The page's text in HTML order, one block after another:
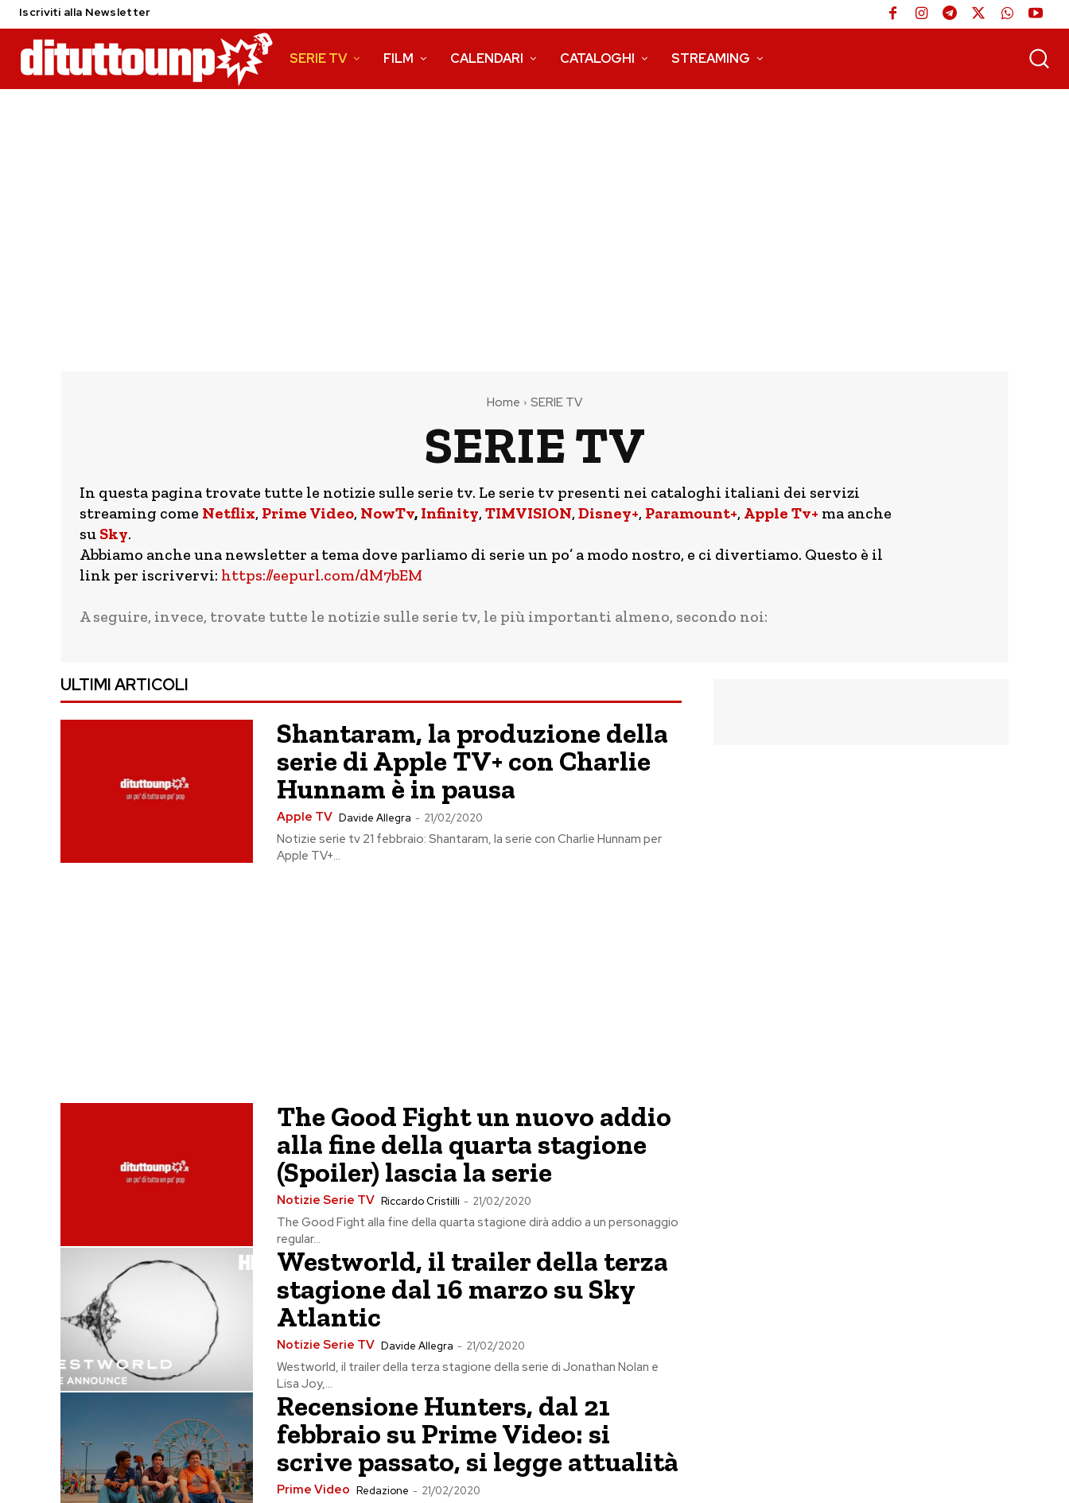
Iscriviti alla Newsletter
SERIE TV FILM CALENDARI CATALOGHI STREAMING
Home SERIE TV
SERIE TV
In questa pagina trovate tutte le notizie sulle serie tv. Le serie tv presenti nei cataloghi italiani dei servizi
streaming come Netflix, Prime Video, NowTv, Infinity, TIMVISION, Disney+, Paramount+, Apple Tv+ ma anche
su Sky.
Abbiamo anche una newsletter a tema dove parliamo di serie un po’ a modo nostro, e ci divertiamo. Questo è il
link per iscrivervi: https://eepurl.com/dM7bEM
A seguire, invece, trovate tutte le notizie sulle serie tv, le più importanti almeno, secondo noi:
ULTIMI ARTICOLI
Shantaram, la produzione della
serie di Apple TV+ con Charlie
Hunnam è in pausa
Apple TV Davide Allegra - 21/02/2020
Notizie serie tv 21 febbraio: Shantaram, la serie con Charlie Hunnam per
Apple TV+...
The Good Fight un nuovo addio
alla fine della quarta stagione
(Spoiler) lascia la serie
Notizie Serie TV Riccardo Cristilli - 21/02/2020
The Good Fight alla fine della quarta stagione dirà addio a un personaggio
regular...
Westworld, il trailer della terza
stagione dal 16 marzo su Sky
Atlantic
Notizie Serie TV Davide Allegra - 21/02/2020
Westworld, il trailer della terza stagione della serie di Jonathan Nolan e
Lisa Joy,...
Recensione Hunters, dal 21
febbraio su Prime Video: si
scrive passato, si legge attualità
Prime Video Redazione - 21/02/2020